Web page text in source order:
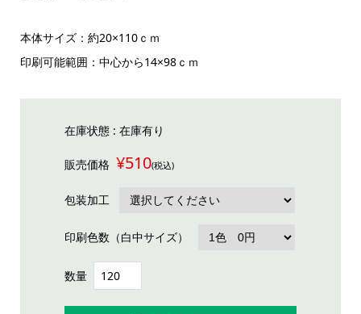
本体サイズ：約20×110ｃｍ
印刷可能範囲：中心から14×98ｃｍ
在庫状態 : 在庫有り
販売価格 ¥510(税込)
包装加工
印刷色数（白中サイズ）
数量